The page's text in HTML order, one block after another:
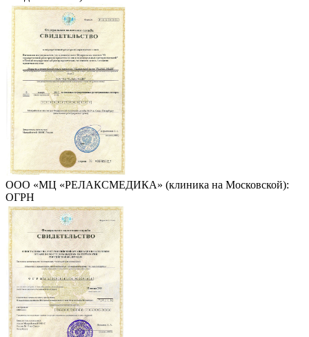
ООО «МЦ «РЕЛАКСМЕДИКА» (клиника на Московской):
ОГРН